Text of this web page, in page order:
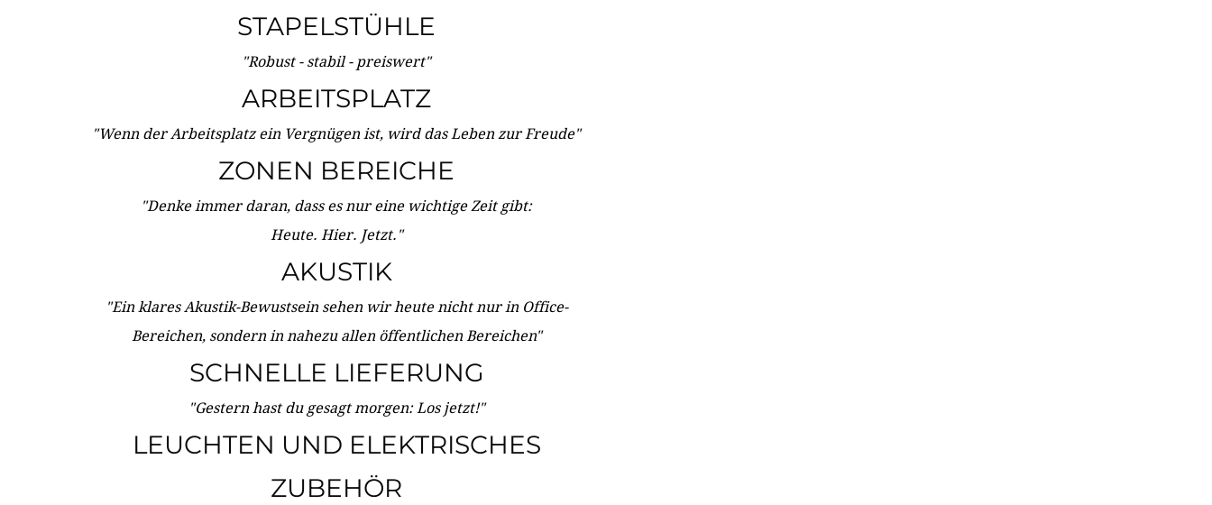
STAPELSTÜHLE
"Robust - stabil - preiswert"
ARBEITSPLATZ
"Wenn der Arbeitsplatz ein Vergnügen ist, wird das Leben zur Freude"
ZONEN BEREICHE
"Denke immer daran, dass es nur eine wichtige Zeit gibt:
Heute. Hier. Jetzt."
AKUSTIK
"Ein klares Akustik-Bewustsein sehen wir heute nicht nur in Office-
Bereichen, sondern in nahezu allen öffentlichen Bereichen"
SCHNELLE LIEFERUNG
"Gestern hast du gesagt morgen: Los jetzt!"
LEUCHTEN UND ELEKTRISCHES
ZUBEHÖR